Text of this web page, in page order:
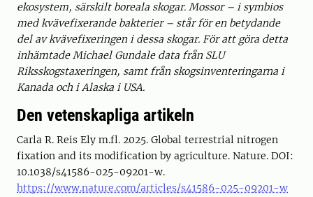
ekosystem, särskilt boreala skogar. Mossor – i symbios
med kvävefixerande bakterier – står för en betydande
del av kvävefixeringen i dessa skogar. För att göra detta
inhämtade Michael Gundale data från SLU
Riksskogstaxeringen, samt från skogsinventeringarna i
Kanada och i Alaska i USA.
Den vetenskapliga artikeln
Carla R. Reis Ely m.fl. 2025. Global terrestrial nitrogen
fixation and its modification by agriculture. Nature. DOI:
10.1038/s41586-025-09201-w.
https://www.nature.com/articles/s41586-025-09201-w